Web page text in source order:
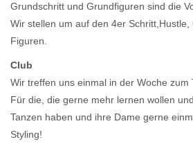
Grundschritt und Grundfiguren sind die
Wir stellen um auf den 4er Schritt,Hustle,
Figuren.
Club
Wir treffen uns einmal in der Woche zum
Für die, die gerne mehr lernen wollen
Tanzen haben und ihre Dame gerne
Styling!